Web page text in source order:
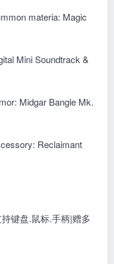
materia: Magic
Mini Soundtrack &
Midgar Bangle Mk.
Reclaimant
键盘.鼠标.手柄|赠多